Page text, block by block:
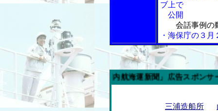
ブ上で
公開
会話事例の
・海保庁の３
今週の「内航海運新聞」広告スポンサー企業
三浦造船所